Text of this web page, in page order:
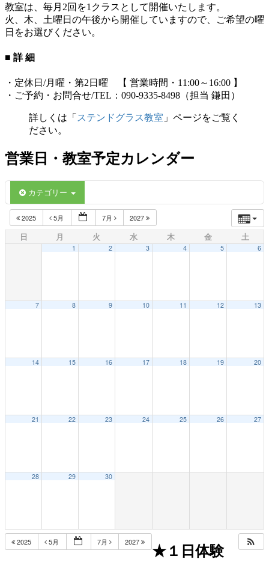
教室は、毎月2回を1クラスとして開催いたします。
火、木、土曜日の午後から開催していますので、ご希望の曜
日をお選びください。
■ 詳 細
・定休日/月曜・第2日曜 【 営業時間・11:00～16:00 】
・ご予約・お問合せ/TEL：090-9335-8498（担当 鎌田）
詳しくは「 ステンドグラス教室 」ページをご覧く
ださい。
営業日・教室予定カレンダー
カテゴリー
2025 5月 7月 2027
日 月 火 水 木 金 土
1 2 3 4 5 6
7 8 9 10 11 12 13
14 15 16 17 18 19 20
21 22 23 24 25 26 27
28 29 30
2025 5月 7月 2027
★１日体験